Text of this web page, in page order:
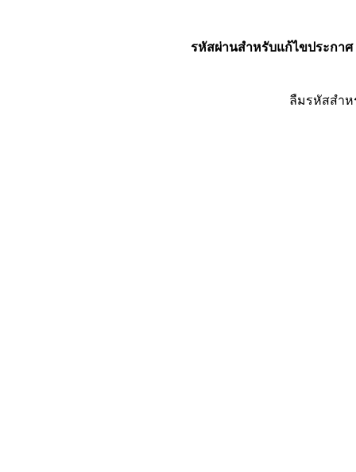
รหัสผ่านสำหรับแก้ไขประกาศ
ลืมรหัสสำ